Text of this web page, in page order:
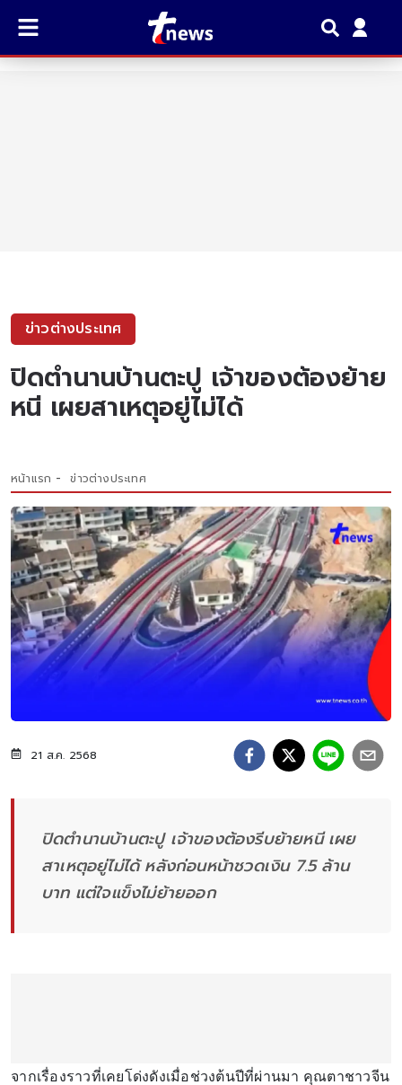
ข่าวต่างประเทศ
ปิดตำนานบ้านตะปู เจ้าของต้องย้าย
หนี เผยสาเหตุอยู่ไม่ได้
หน้าแรก ข่าวต่างประเทศ
21 ส.ค. 2568
ปิดตำนานบ้านตะปู เจ้าของต้องรีบย้ายหนี เผย
สาเหตุอยู่ไม่ได้ หลังก่อนหน้าชวดเงิน 7.5 ล้าน
บาท แต่ใจแข็งไม่ย้ายออก
จากเรื่องราวที่เคยโด่งดังเมื่อช่วงต้นปีที่ผ่านมา คุณตาชาวจีน